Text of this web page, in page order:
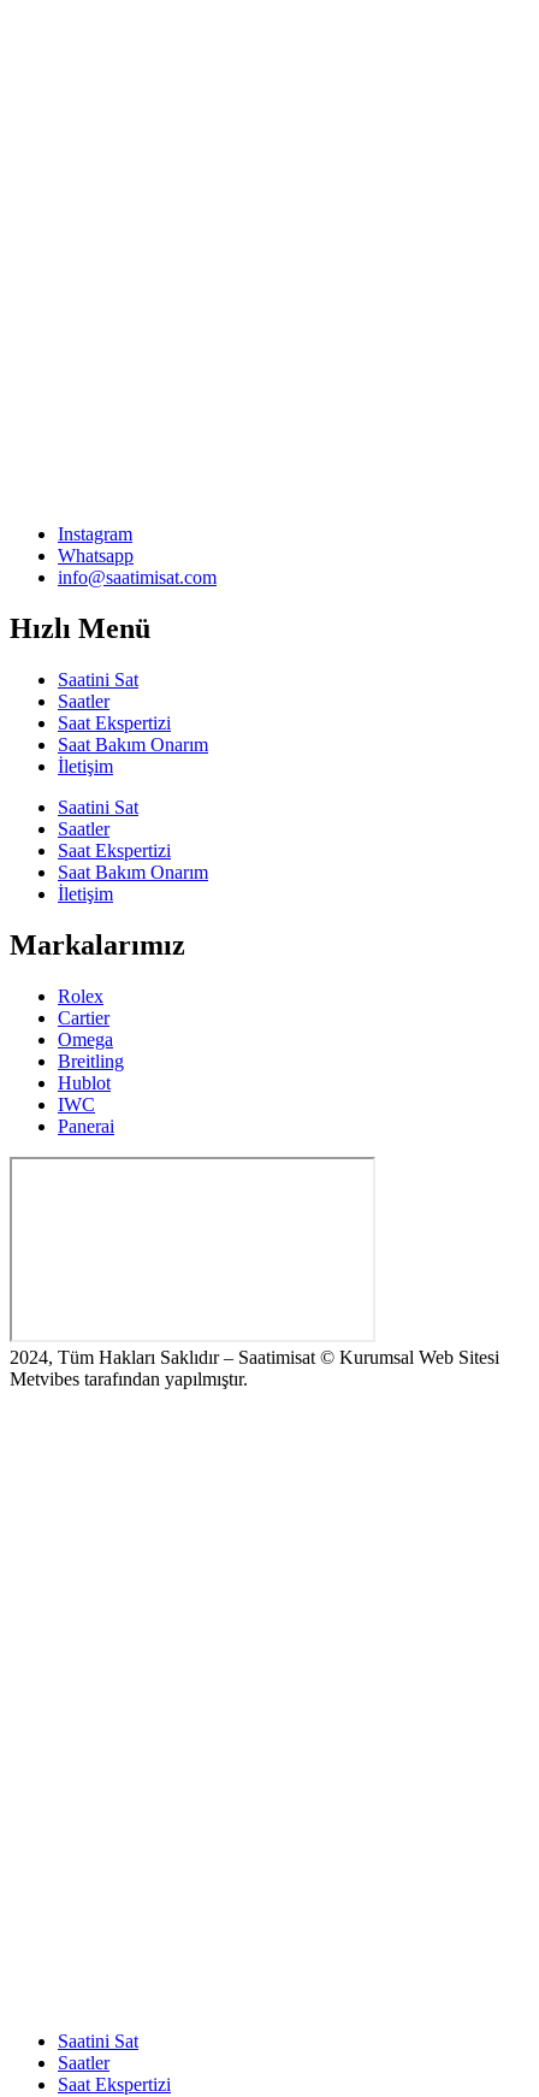
Instagram
Whatsapp
info@saatimisat.com
Hızlı Menü
Saatini Sat
Saatler
Saat Ekspertizi
Saat Bakım Onarım
İletişim
Saatini Sat
Saatler
Saat Ekspertizi
Saat Bakım Onarım
İletişim
Markalarımız
Rolex
Cartier
Omega
Breitling
Hublot
IWC
Panerai
2024, Tüm Hakları Saklıdır – Saatimisat © Kurumsal Web Sitesi
Metvibes tarafından yapılmıştır.
Saatini Sat
Saatler
Saat Ekspertizi